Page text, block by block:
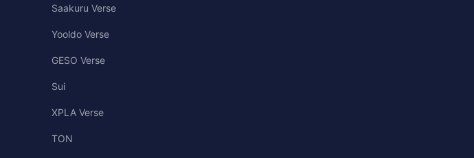
Saakuru Verse
Yooldo Verse
GESO Verse
Sui
XPLA Verse
TON